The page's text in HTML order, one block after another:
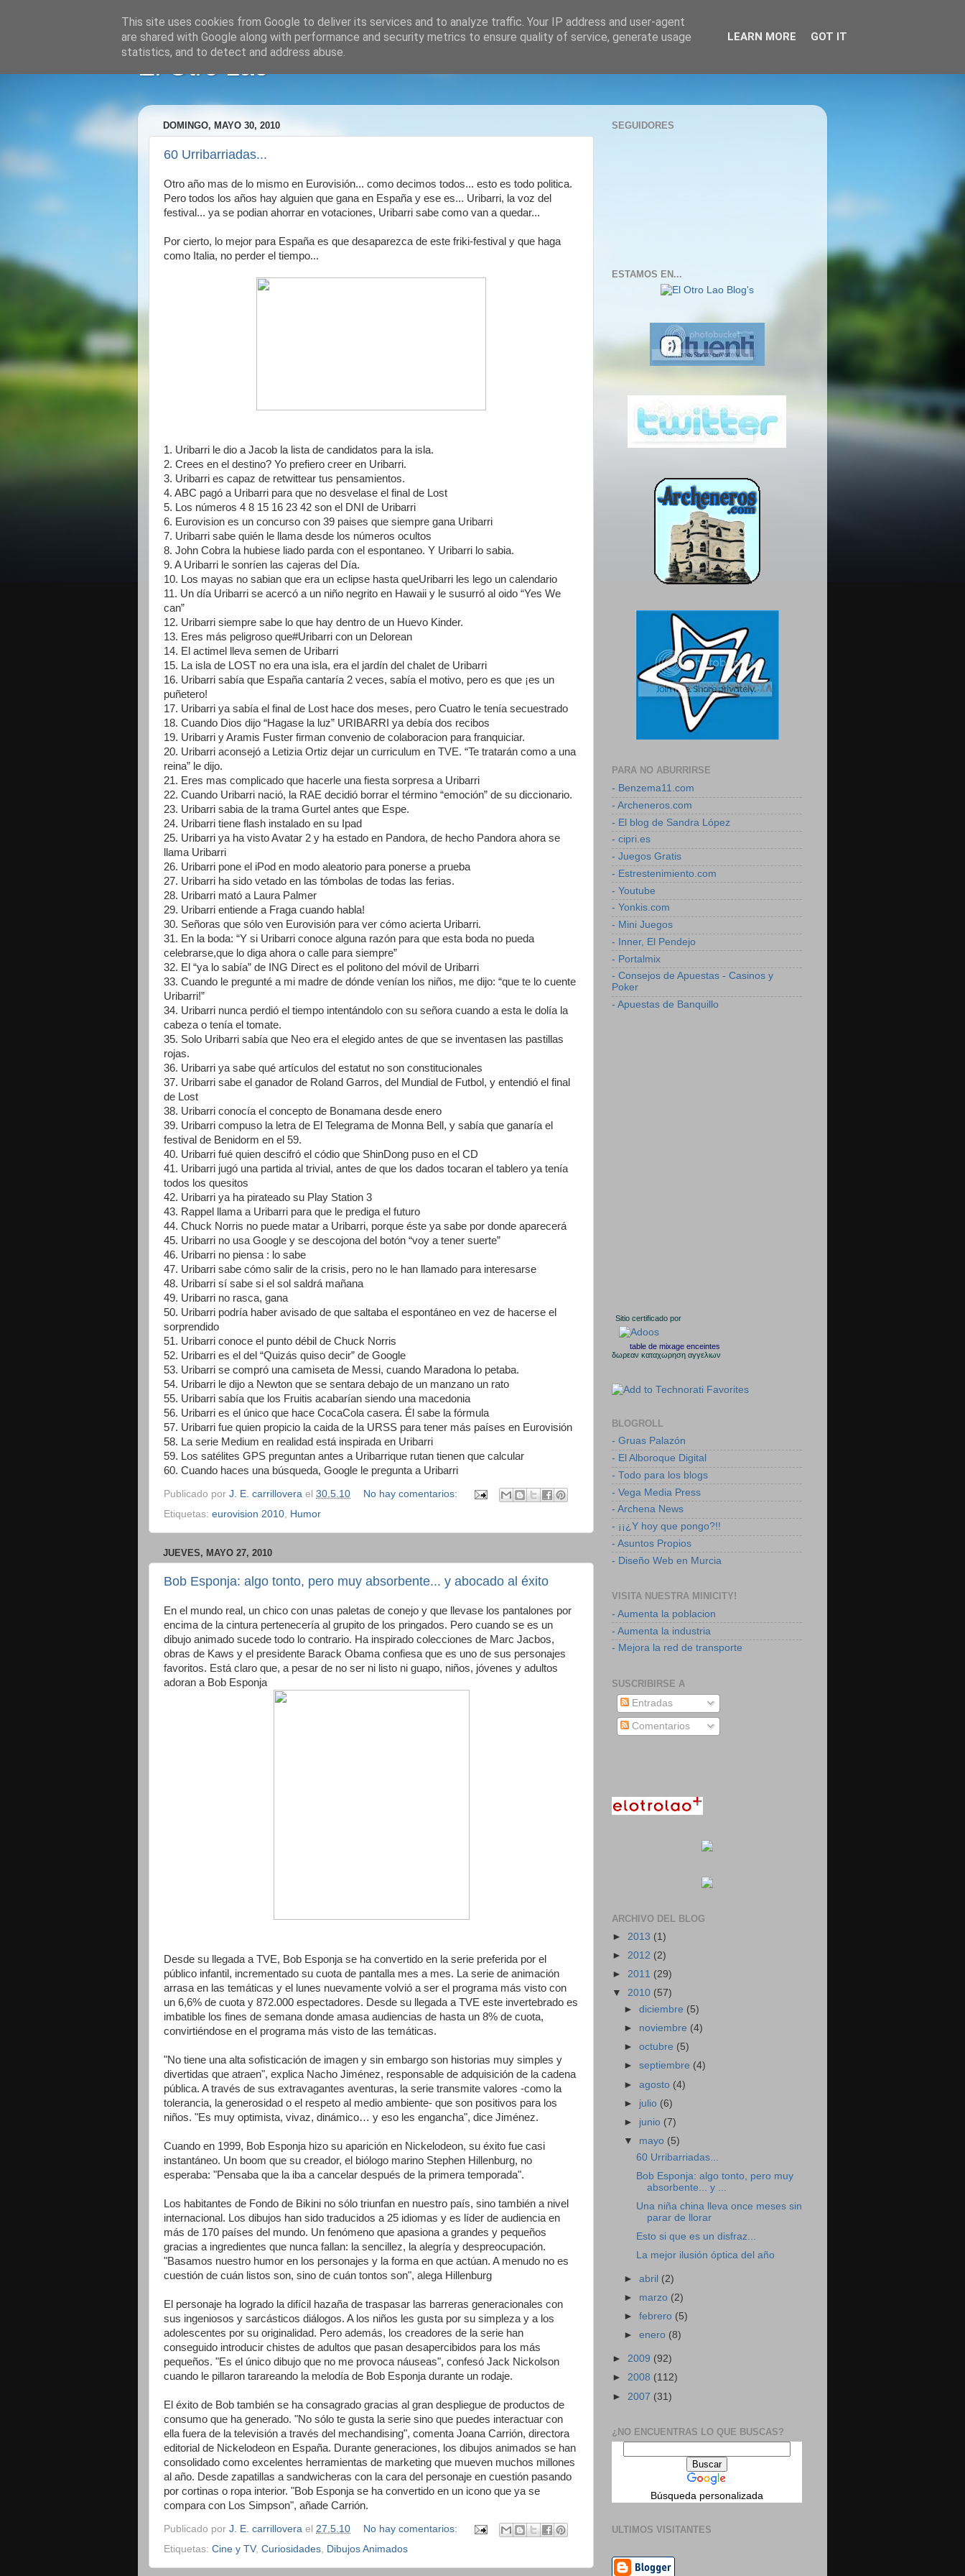
El Otro Lao
DOMINGO, MAYO 30, 2010
60 Urribarriadas...
Otro año mas de lo mismo en Eurovisión... como decimos todos... esto es todo politica.
Pero todos los años hay alguien que gana en España y ese es... Uribarri, la voz del
festival... ya se podian ahorrar en votaciones, Uribarri sabe como van a quedar...
Por cierto, lo mejor para España es que desaparezca de este friki-festival y que haga
como Italia, no perder el tiempo...
1. Uribarri le dio a Jacob la lista de candidatos para la isla.
2. Crees en el destino? Yo prefiero creer en Uribarri.
3. Uribarri es capaz de retwittear tus pensamientos.
4. ABC pagó a Uribarri para que no desvelase el final de Lost
5. Los números 4 8 15 16 23 42 son el DNI de Uribarri
6. Eurovision es un concurso con 39 paises que siempre gana Uribarri
7. Uribarri sabe quién le llama desde los números ocultos
8. John Cobra la hubiese liado parda con el espontaneo. Y Uribarri lo sabia.
9. A Uribarri le sonríen las cajeras del Día.
10. Los mayas no sabian que era un eclipse hasta queUribarri les lego un calendario
11. Un día Uribarri se acercó a un niño negrito en Hawaii y le susurró al oido “Yes We
can”
12. Uribarri siempre sabe lo que hay dentro de un Huevo Kinder.
13. Eres más peligroso que#Uribarri con un Delorean
14. El actimel lleva semen de Uribarri
15. La isla de LOST no era una isla, era el jardín del chalet de Uribarri
16. Uribarri sabía que España cantaría 2 veces, sabía el motivo, pero es que ¡es un
puñetero!
17. Uribarri ya sabía el final de Lost hace dos meses, pero Cuatro le tenía secuestrado
18. Cuando Dios dijo “Hagase la luz” URIBARRI ya debía dos recibos
19. Uribarri y Aramis Fuster firman convenio de colaboracion para franquiciar.
20. Uribarri aconsejó a Letizia Ortiz dejar un curriculum en TVE. “Te tratarán como a una
reina” le dijo.
21. Eres mas complicado que hacerle una fiesta sorpresa a Uribarri
22. Cuando Uribarri nació, la RAE decidió borrar el término “emoción” de su diccionario.
23. Uribarri sabia de la trama Gurtel antes que Espe.
24. Uribarri tiene flash instalado en su Ipad
25. Uribarri ya ha visto Avatar 2 y ha estado en Pandora, de hecho Pandora ahora se
llama Uribarri
26. Uribarri pone el iPod en modo aleatorio para ponerse a prueba
27. Uribarri ha sido vetado en las tómbolas de todas las ferias.
28. Uribarri mató a Laura Palmer
29. Uribarri entiende a Fraga cuando habla!
30. Señoras que sólo ven Eurovisión para ver cómo acierta Uribarri.
31. En la boda: “Y si Uribarri conoce alguna razón para que esta boda no pueda
celebrarse,que lo diga ahora o calle para siempre”
32. El “ya lo sabía” de ING Direct es el politono del móvil de Uribarri
33. Cuando le pregunté a mi madre de dónde venían los niños, me dijo: “que te lo cuente
Uribarri!”
34. Uribarri nunca perdió el tiempo intentándolo con su señora cuando a esta le dolía la
cabeza o tenía el tomate.
35. Solo Uribarri sabía que Neo era el elegido antes de que se inventasen las pastillas
rojas.
36. Uribarri ya sabe qué artículos del estatut no son constitucionales
37. Uribarri sabe el ganador de Roland Garros, del Mundial de Futbol, y entendió el final
de Lost
38. Uribarri conocía el concepto de Bonamana desde enero
39. Uribarri compuso la letra de El Telegrama de Monna Bell, y sabía que ganaría el
festival de Benidorm en el 59.
40. Uribarri fué quien descifró el códio que ShinDong puso en el CD
41. Uribarri jugó una partida al trivial, antes de que los dados tocaran el tablero ya tenía
todos los quesitos
42. Uribarri ya ha pirateado su Play Station 3
43. Rappel llama a Uribarri para que le prediga el futuro
44. Chuck Norris no puede matar a Uribarri, porque éste ya sabe por donde aparecerá
45. Uribarri no usa Google y se descojona del botón “voy a tener suerte”
46. Uribarri no piensa : lo sabe
47. Uribarri sabe cómo salir de la crisis, pero no le han llamado para interesarse
48. Uribarri sí sabe si el sol saldrá mañana
49. Uribarri no rasca, gana
50. Uribarri podría haber avisado de que saltaba el espontáneo en vez de hacerse el
sorprendido
51. Uribarri conoce el punto débil de Chuck Norris
52. Uribarri es el del “Quizás quiso decir” de Google
53. Uribarri se compró una camiseta de Messi, cuando Maradona lo petaba.
54. Uribarri le dijo a Newton que se sentara debajo de un manzano un rato
55. Uribarri sabía que los Fruitis acabarían siendo una macedonia
56. Uribarri es el único que hace CocaCola casera. Él sabe la fórmula
57. Uribarri fue quien propicio la caida de la URSS para tener más países en Eurovisión
58. La serie Medium en realidad está inspirada en Uribarri
59. Los satélites GPS preguntan antes a Uribarrique rutan tienen que calcular
60. Cuando haces una búsqueda, Google le pregunta a Uribarri
Publicado por J. E. carrillovera el 30.5.10
No hay comentarios:
Etiquetas: eurovision 2010 Humor
JUEVES, MAYO 27, 2010
Bob Esponja: algo tonto, pero muy absorbente... y abocado al éxito
En el mundo real, un chico con unas paletas de conejo y que llevase los pantalones por
encima de la cintura pertenecería al grupito de los pringados. Pero cuando se es un
dibujo animado sucede todo lo contrario. Ha inspirado colecciones de Marc Jacbos,
obras de Kaws y el presidente Barack Obama confiesa que es uno de sus personajes
favoritos. Está claro que, a pesar de no ser ni listo ni guapo, niños, jóvenes y adultos
adoran a Bob Esponja
Desde su llegada a TVE, Bob Esponja se ha convertido en la serie preferida por el
público infantil, incrementado su cuota de pantalla mes a mes. La serie de animación
arrasa en las temáticas y el lunes nuevamente volvió a ser el programa más visto con
un 6,6% de cuota y 872.000 espectadores. Desde su llegada a TVE este invertebrado es
imbatible los fines de semana donde amasa audiencias de hasta un 8% de cuota,
convirtiéndose en el programa más visto de las temáticas.
"No tiene una alta sofisticación de imagen y sin embargo son historias muy simples y
divertidas que atraen", explica Nacho Jiménez, responsable de adquisición de la cadena
pública. A través de sus extravagantes aventuras, la serie transmite valores -como la
tolerancia, la generosidad o el respeto al medio ambiente- que son positivos para los
niños. "Es muy optimista, vivaz, dinámico… y eso les engancha", dice Jiménez.
Cuando en 1999, Bob Esponja hizo su aparición en Nickelodeon, su éxito fue casi
instantáneo. Un boom que su creador, el biólogo marino Stephen Hillenburg, no
esperaba: "Pensaba que la iba a cancelar después de la primera temporada".
Los habitantes de Fondo de Bikini no sólo triunfan en nuestro país, sino también a nivel
internacional. Los dibujos han sido traducidos a 25 idiomas y es líder de audiencia en
más de 170 países del mundo. Un fenómeno que apasiona a grandes y pequeños
gracias a ingredientes que nunca fallan: la sencillez, la alegría y despreocupación.
"Basamos nuestro humor en los personajes y la forma en que actúan. A menudo no es
cuestión de cuán listos son, sino de cuán tontos son", alega Hillenburg
El personaje ha logrado la difícil hazaña de traspasar las barreras generacionales con
sus ingeniosos y sarcásticos diálogos. A los niños les gusta por su simpleza y a los
adolescentes por su originalidad. Pero además, los creadores de la serie han
conseguido introducir chistes de adultos que pasan desapercibidos para los más
pequeños. "Es el único dibujo que no me provoca náuseas", confesó Jack Nickolson
cuando le pillaron tarareando la melodía de Bob Esponja durante un rodaje.
El éxito de Bob también se ha consagrado gracias al gran despliegue de productos de
consumo que ha generado. "No sólo te gusta la serie sino que puedes interactuar con
ella fuera de la televisión a través del mechandising", comenta Joana Carrión, directora
editorial de Nickelodeon en España. Durante generaciones, los dibujos animados se han
consolidado como excelentes herramientas de marketing que mueven muchos millones
al año. Desde zapatillas a sandwicheras con la cara del personaje en cuestión pasando
por cortinas o ropa interior. "Bob Esponja se ha convertido en un icono que ya se
compara con Los Simpson", añade Carrión.
Publicado por J. E. carrillovera el 27.5.10
No hay comentarios:
Etiquetas: Cine y TV, Curiosidades Dibujos Animados
SEGUIDORES
ESTAMOS EN...
PARA NO ABURRIRSE
- Benzema11.com
- Archeneros.com
- El blog de Sandra López
- cipri.es
- Juegos Gratis
- Estrestenimiento.com
- Youtube
- Yonkis.com
- Mini Juegos
- Inner, El Pendejo
- Portalmix
- Consejos de Apuestas - Casinos y
Poker
- Apuestas de Banquillo
Sitio certificado por
table de mixage enceintes
δωρεαν καταχωρηση αγγελιων
BLOGROLL
- Gruas Palazón
- El Alboroque Digital
- Todo para los blogs
- Vega Media Press
- Archena News
- ¡¡¿Y hoy que pongo?!!
- Asuntos Propios
- Diseño Web en Murcia
VISITA NUESTRA MINICITY!
- Aumenta la poblacion
- Aumenta la industria
- Mejora la red de transporte
SUSCRIBIRSE A
Entradas
Comentarios
ARCHIVO DEL BLOG
► 2013 (1)
► 2012 (2)
► 2011 (29)
▼ 2010 (57)
►diciembre (5)
► noviembre (4)
►octubre (5)
►septiembre (4)
►agosto (4)
► julio (6)
► junio (7)
▼ mayo (5)
60 Urribarriadas...
Bob Esponja: algo tonto, pero muy
absorbente... y ...
Una niña china lleva once meses sin
parar de llorar
Esto si que es un disfraz...
La mejor ilusión óptica del año
►abril (2)
► marzo (2)
►febrero (5)
►enero (8)
► 2009 (92)
► 2008 (112)
► 2007 (31)
¿NO ENCUENTRAS LO QUE BUSCAS?
Búsqueda personalizada
ULTIMOS VISITANTES
This site uses cookies from Google to deliver its services and to analyze traffic. Your IP address and user-agent
are shared with Google along with performance and security metrics to ensure quality of service, generate usage
statistics, and to detect and address abuse.
LEARN MORE GOT IT